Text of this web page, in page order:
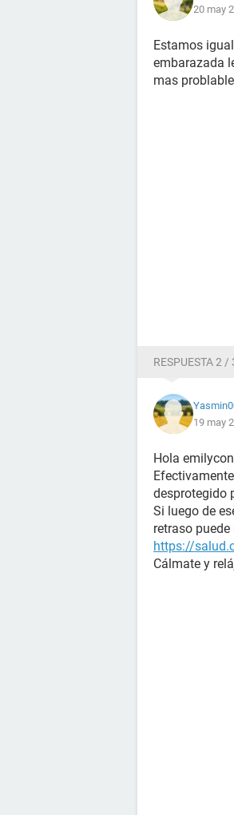
20 may
Estamos
embarazada
mas
RESPUESTA 2 /
19 may
Hola
desprotegido
Si luego de
retraso
https://
Cálmate y